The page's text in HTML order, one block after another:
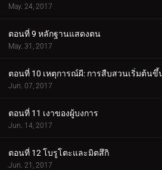
May. 24, 2017
ตอนที่ 9 หลักฐานแสดงตน
May. 31, 2017
ตอนที่ 10 เหตุการณ์ผี: การสืบสวนเริ่มต้นขึ้
Jun. 07, 2017
ตอนที่ 11 เงาของผู้บงการ
Jun. 14, 2017
ตอนที่ 12 โบรูโตะและมิตสึกิ
Jun. 21, 2017